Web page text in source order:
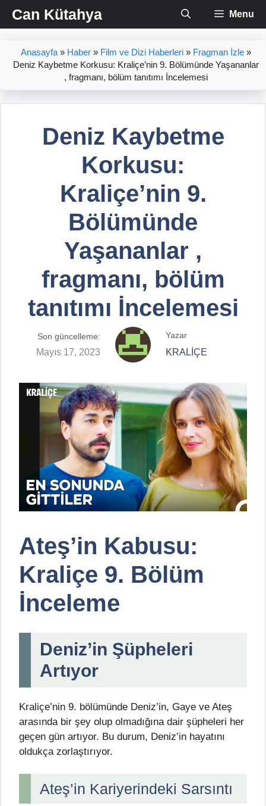
İçeriğe
atlaCan Kütahya Menu
Anasayfa » Haber » Film ve Dizi Haberleri » Fragman İzle »
Deniz Kaybetme Korkusu: Kraliçe’nin 9. Bölümünde Yaşananlar
, fragmanı, bölüm tanıtımı İncelemesi
Deniz Kaybetme
Korkusu:
Kraliçe’nin 9.
Bölümünde
Yaşananlar ,
fragmanı, bölüm
tanıtımı İncelemesi
Son güncelleme:
Mayıs 17, 2023
Yazar
KRALİÇE
Ateş’in Kabusu:
Kraliçe 9. Bölüm
İnceleme
Deniz’in Şüpheleri
Artıyor
Kraliçe’nin 9. bölümünde Deniz’in, Gaye ve Ateş
arasında bir şey olup olmadığına dair şüpheleri her
geçen gün artıyor. Bu durum, Deniz’in hayatını
oldukça zorlaştırıyor.
Ateş’in Kariyerindeki Sarsıntı